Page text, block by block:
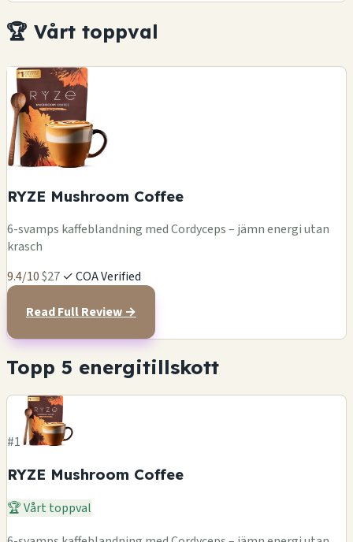
🏆 Vårt toppval
RYZE Mushroom Coffee
6-svamps kaffeblandning med Cordyceps – jämn energi utan
krasch
9.4/10$27 ✓ COA Verified
Read Full Review →
Topp 5 energitillskott
#1
RYZE Mushroom Coffee
🏆 Vårt toppval